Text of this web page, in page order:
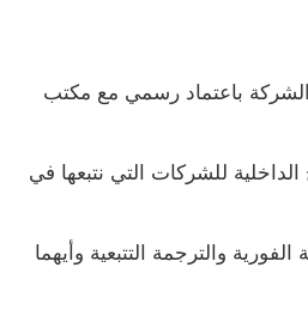
باعتماد رسمي مع مكتب
الداخلية للشركات التي نتبعها في
والترجمة التتبعية وأيهما